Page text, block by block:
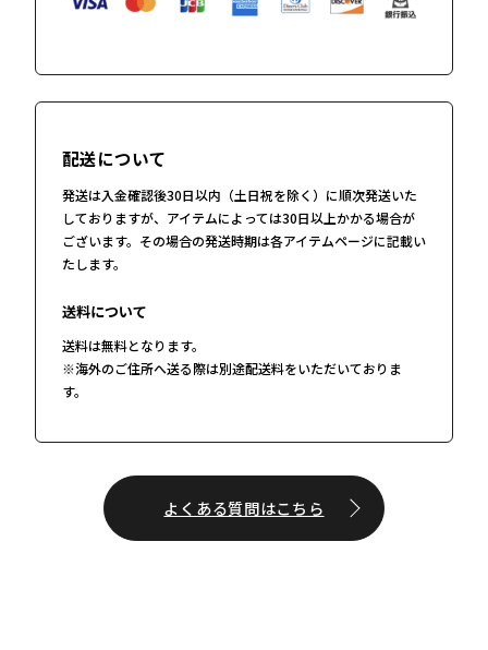
配送について
発送は入金確認後30日以内（土日祝を除く）に順次発送いた
しておりますが、アイテムによっては30日以上かかる場合が
ございます。その場合の発送時期は各アイテムページに記載い
たします。
送料について
送料は無料となります。
※海外のご住所へ送る際は別途配送料をいただいておりま
す。
よくある質問はこちら